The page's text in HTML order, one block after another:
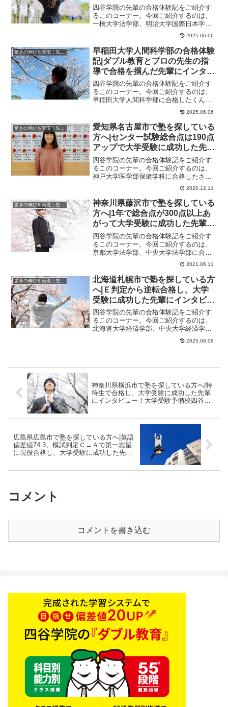
ンタビュー！大学受験予備校四谷
学院
四谷学院の先輩の合格体験記をご紹介す
るこのコーナー。今回ご紹介するのは、
一橋大学法学部、明治大学国際日本学
部、立教大学異文化コミュニケーション
2025.06.06
驚きの伸びを実現｜先輩列伝
早稲田大学人間科学部の合格体験
記|ダブル教育とプロの先生の指
導で合格を掴んだ先輩にインタビ
ュー！大学受験予備校四谷学院
四谷学院の先輩の合格体験記をご紹介す
るこのコーナー。今回ご紹介するのは、
早稲田大学人間科学部に合格したくんの
ストーリーです。くんが合格した大学早
2025.06.06
驚きの伸びを実現｜先輩列伝
愛知県名古屋市で塾を探している
方へ|センター試験総合点は190点
アップで大学受験に成功した先輩
にインタビュー！大学受験予備校
四谷学院
四谷学院の先輩の合格体験記をご紹介す
るこのコーナー。今回ご紹介するのは、
神戸大学医学部保健学科に合格したさん
のストーリーです。英語は現役の頃に一
2020.12.11
神奈川県藤沢市で塾を探している
方へ|1年で総合点が300点以上あ
がって大学受験に成功した先輩に
インタビュー！大学受験予備校四
谷学院
四谷学院の先輩の合格体験記をご紹介す
るこのコーナー。今回ご紹介するのは、
京都大学法学部、中央大学法学部に合格
したくんのストーリーです。1年で総合点
2021.06.11
北海道札幌市で塾を探している方
へ|Ｅ判定から逆転合格し、大学
受験に成功した先輩にインタビュ
ー！大学受験予備校四谷学院
四谷学院の先輩の合格体験記をご紹介す
るこのコーナー。今回ご紹介するのは、
北海道大学経済学部、中央大学経済学部
に合格したくんのストーリーです。わか
2025.06.06
神奈川県横浜市で塾を探している方へ|特
待生で合格し、大学受験に成功した先輩
にインタビュー！大学受験予備校四谷学
広島県広島市で塾を探している方へ|英語
偏差値74.3、模試判定Ｃ→Ａで第一志望
に現役合格し、大学受験に成功した先輩
コメント
コメントを書き込む